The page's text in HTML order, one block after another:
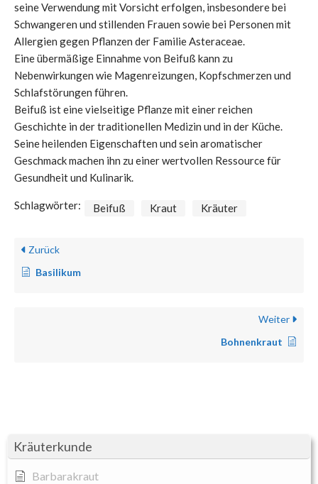
Kräuterkunde
Barbarakraut
seine Verwendung mit Vorsicht erfolgen, insbesondere bei
Schwangeren und stillenden Frauen sowie bei Personen mit
Allergien gegen Pflanzen der Familie Asteraceae.
Eine übermäßige Einnahme von Beifuß kann zu
Nebenwirkungen wie Magenreizungen, Kopfschmerzen und
Schlafstörungen führen.
Beifuß ist eine vielseitige Pflanze mit einer reichen
Geschichte in der traditionellen Medizin und in der Küche.
Seine heilenden Eigenschaften und sein aromatischer
Geschmack machen ihn zu einer wertvollen Ressource für
Gesundheit und Kulinarik.
Schlagwörter: Beifuß Kraut Kräuter
Zurück
Basilikum
Weiter
Bohnenkraut